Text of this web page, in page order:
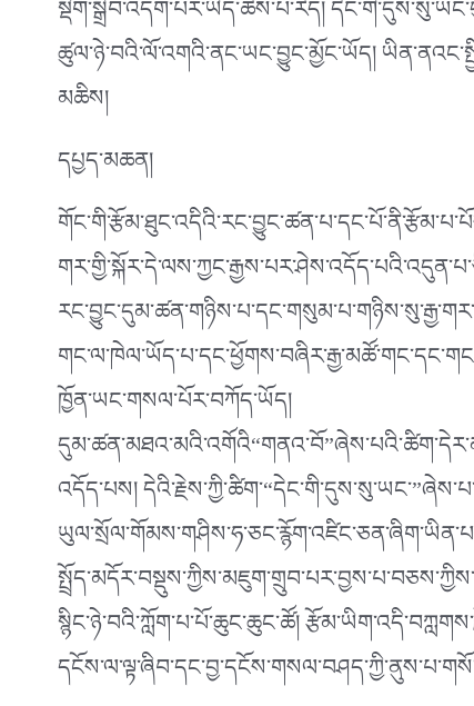
སྡིག་སྒྲིབ་འདག་པར་ཡིད་ཆེས་པ་རེད།
ཚུལ་ཉེ་བའི་ལོ་འགའི་ནང་ཡང་བྱུང་མྱོང་ཡོད།
མཆིས།
དཔྱད་མཆན།
ཁྱོན་ཡང་གསལ་པོར་བཀོད་ཡོད།
འདོད་པས།
སྙིང་ཉེ་བའི་ཀློག་པ་པོ་ཆུང་ཆུང་ཚོ།